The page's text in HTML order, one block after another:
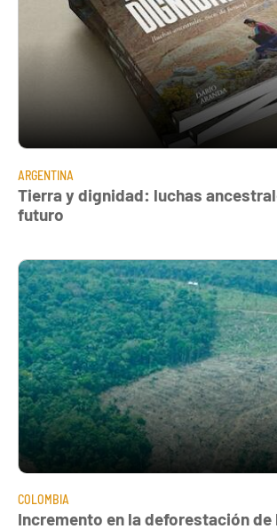
ARGENTINA
Tierra y dignidad: luchas
futuro
COLOMBIA
Incremento en la deforestación de